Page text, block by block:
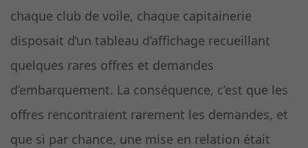
chaque club de voile, chaque capitainerie
disposait d’un tableau d’affichage recueillant
quelques rares offres et demandes
d’embarquement. La conséquence, c’est que les
offres rencontraient rarement les demandes, et
que si par chance, une mise en relation était